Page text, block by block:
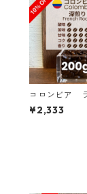
コロンビア
ナダ農園 ピンクブルボ
ン ダークベリ
¥2,333